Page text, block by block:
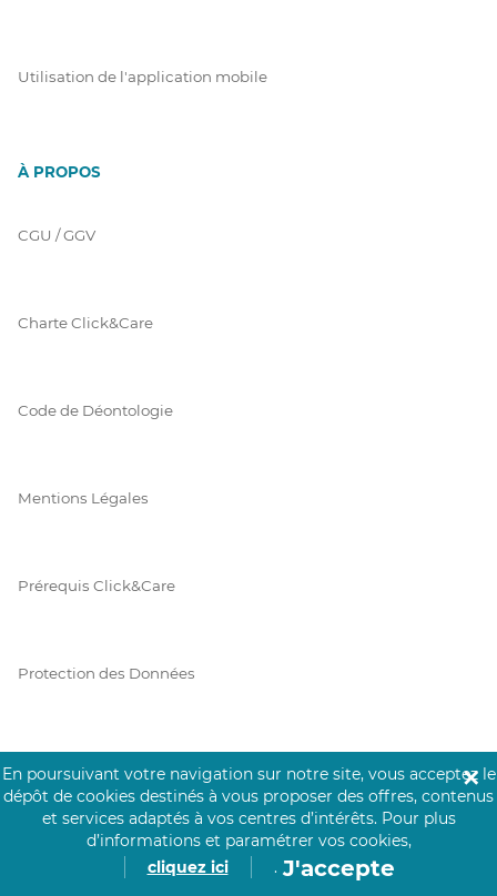
Utilisation de l'application mobile
À PROPOS
CGU / GGV
Charte Click&Care
Code de Déontologie
Mentions Légales
Prérequis Click&Care
Protection des Données
PAIEMENT SÉCURISÉ
En poursuivant votre navigation sur notre site, vous acceptez le
dépôt de cookies destinés à vous proposer des offres, contenus
et services adaptés à vos centres d’intérêts. Pour plus
d’informations et paramétrer vos cookies,
cliquez ici
. J'accepte
✕